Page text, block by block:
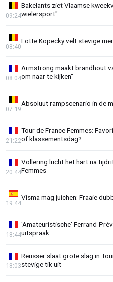
Bakelants ziet Vlaamse
wielersport"
09:24
Lotte Kopecky velt stevige
08:40
Armstrong maakt brandhout
om naar te kijken"
08:04
Absoluut rampscenario in de
07:19
Tour de France Femmes:
of klassementsdag?
21:22
Vollering lucht het hart na
Femmes
20:44
Visma mag juichen: Fraaie
19:44
'Amateuristische' Ferrand-
uitspraak
18:44
Reusser slaat grote slag in
stevige tik uit
18:03